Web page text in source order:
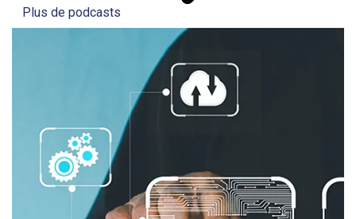
Plus de podcasts